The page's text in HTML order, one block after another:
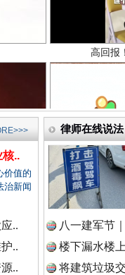
闻网.
闻网.
闻网.
闻网.
核..
价值的
治新闻
..
..
..
律师在线说法
八一建军节
楼下漏水楼
将建筑垃圾